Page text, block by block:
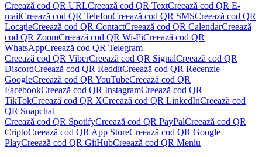
Creează cod QR URLCreează cod QR TextCreează cod QR E-
mailCreează cod QR TelefonCreează cod QR SMSCreează cod QR
LocațieCreează cod QR ContactCreează cod QR CalendarCreează
cod QR ZoomCreează cod QR Wi-FiCreează cod QR
WhatsAppCreează cod QR Telegram
Creează cod QR ViberCreează cod QR SignalCreează cod QR
DiscordCreează cod QR RedditCreează cod QR Recenzie
GoogleCreează cod QR YouTubeCreează cod QR
FacebookCreează cod QR InstagramCreează cod QR
TikTokCreează cod QR XCreează cod QR LinkedInCreează cod
QR Snapchat
Creează cod QR SpotifyCreează cod QR PayPalCreează cod QR
CriptoCreează cod QR App StoreCreează cod QR Google
PlayCreează cod QR GitHubCreează cod QR Meniu